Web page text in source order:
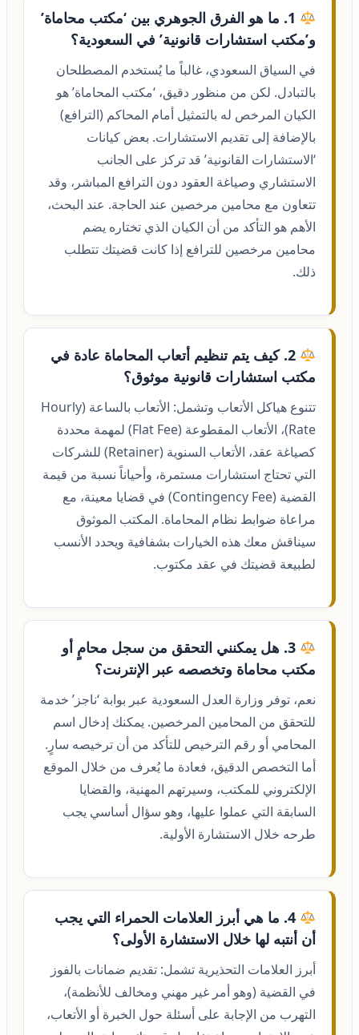
1. ما هو الفرق الجوهري بين ‘مكتب محاماة’
و’مكتب استشارات قانونية’ في السعودية؟
في السياق السعودي، غالباً ما يُستخدم المصطلحان
بالتبادل. لكن من منظور دقيق، ‘مكتب المحاماة’ هو
الكيان المرخص له بالتمثيل أمام المحاكم (الترافع)
بالإضافة إلى تقديم الاستشارات. بعض كيانات
‘الاستشارات القانونية’ قد تركز على الجانب
الاستشاري وصياغة العقود دون الترافع المباشر، وقد
تتعاون مع محامين مرخصين عند الحاجة. عند البحث،
الأهم هو التأكد من أن الكيان الذي تختاره يضم
محامين مرخصين للترافع إذا كانت قضيتك تتطلب
ذلك.
2. كيف يتم تنظيم أتعاب المحاماة عادة في
مكتب استشارات قانونية موثوق؟
تتنوع هياكل الأتعاب وتشمل: الأتعاب بالساعة (Hourly
Rate)، الأتعاب المقطوعة (Flat Fee) لمهمة محددة
كصياغة عقد، الأتعاب السنوية (Retainer) للشركات
التي تحتاج استشارات مستمرة، وأحياناً نسبة من قيمة
القضية (Contingency Fee) في قضايا معينة، مع
مراعاة ضوابط نظام المحاماة. المكتب الموثوق
سيناقش معك هذه الخيارات بشفافية ويحدد الأنسب
لطبيعة قضيتك في عقد مكتوب.
3. هل يمكنني التحقق من سجل محامٍ أو
مكتب محاماة وتخصصه عبر الإنترنت؟
نعم، توفر وزارة العدل السعودية عبر بوابة ‘ناجز’ خدمة
للتحقق من المحامين المرخصين. يمكنك إدخال اسم
المحامي أو رقم الترخيص للتأكد من أن ترخيصه سارٍ.
أما التخصص الدقيق، فعادة ما يُعرف من خلال الموقع
الإلكتروني للمكتب، وسيرتهم المهنية، والقضايا
السابقة التي عملوا عليها، وهو سؤال أساسي يجب
طرحه خلال الاستشارة الأولية.
4. ما هي أبرز العلامات الحمراء التي يجب
أن أنتبه لها خلال الاستشارة الأولى؟
أبرز العلامات التحذيرية تشمل: تقديم ضمانات بالفوز
في القضية (وهو أمر غير مهني ومخالف للأنظمة)،
التهرب من الإجابة على أسئلة حول الخبرة أو الأتعاب،